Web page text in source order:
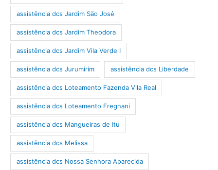
assistência dcs Jardim São José
assistência dcs Jardim Theodora
assistência dcs Jardim Vila Verde I
assistência dcs Jurumirim assistência dcs Liberdade
assistência dcs Loteamento Fazenda Vila Real
assistência dcs Loteamento Fregnani
assistência dcs Mangueiras de Itu
assistência dcs Melissa
assistência dcs Nossa Senhora Aparecida